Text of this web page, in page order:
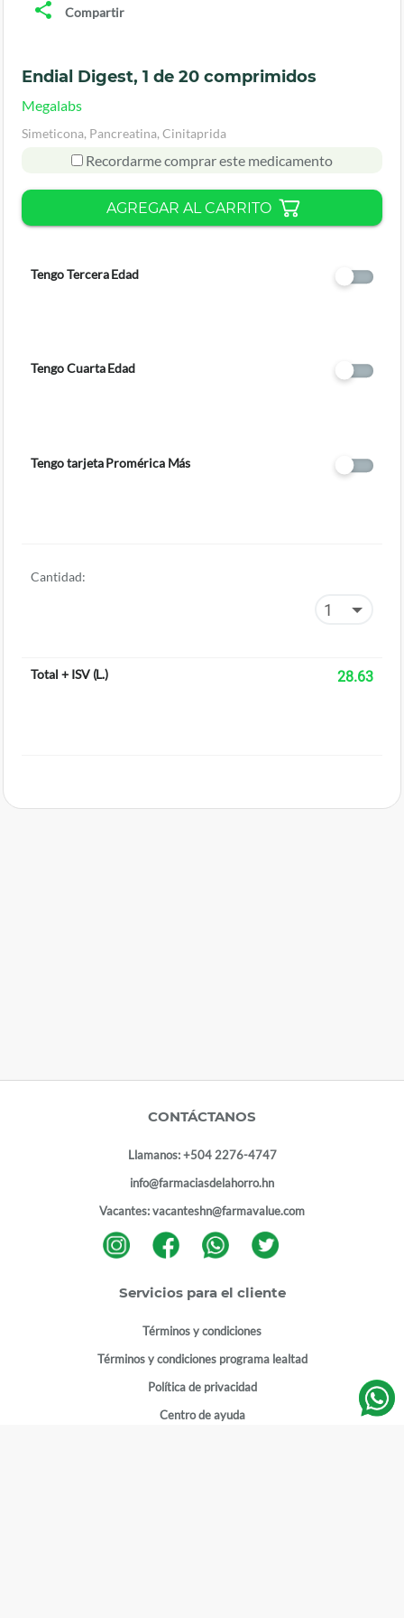
Compartir
Endial Digest, 1 de 20 comprimidos
Megalabs
Simeticona, Pancreatina, Cinitaprida
Recordarme comprar este medicamento
AGREGAR AL CARRITO
Tengo Tercera Edad
Tengo Cuarta Edad
Tengo tarjeta Promérica Más
Cantidad:
Total + ISV(L.) 28.63
CONTÁCTANOS
Llamanos:+504 2276-4747
info@farmaciasdelahorro.hn
Vacantes:vacanteshn@farmavalue.com
Servicios para el cliente
Términos y condiciones
Términos y condiciones programa lealtad
Política de privacidad
Centro de ayuda